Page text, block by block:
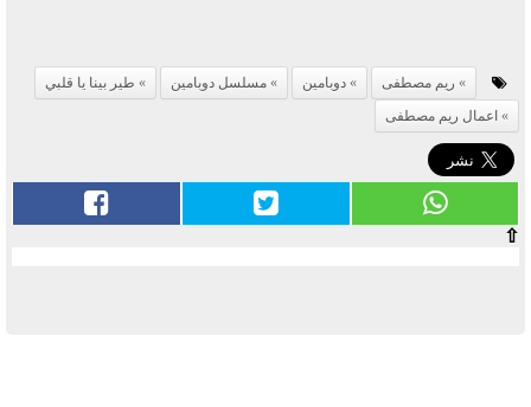
ريم مصطفى دوبامين مسلسل دوبامين
طير بينا يا قلبي
اعمال ريم مصطفى
⇧